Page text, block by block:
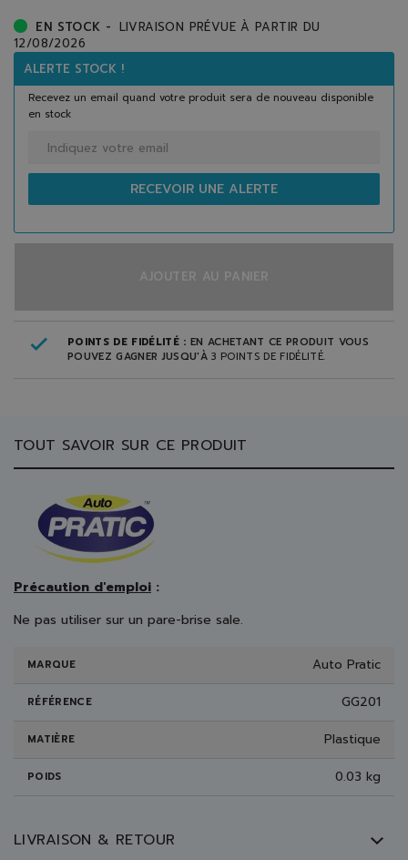
EN STOCK - LIVRAISON PRÉVUE À PARTIR DU
12/08/2026
ALERTE STOCK !
Recevez un email quand votre produit sera de nouveau disponible
en stock
RECEVOIR UNE ALERTE
AJOUTER AU PANIER
POINTS DE FIDÉLITÉ : EN ACHETANT CE PRODUIT VOUS
POUVEZ GAGNER JUSQU'À3 POINTS DE FIDÉLITÉ.
TOUT SAVOIR SUR CE PRODUIT
Précaution d'emploi :
Ne pas utiliser sur un pare-brise sale.
MARQUE Auto Pratic
RÉFÉRENCE GG201
MATIÈRE Plastique
POIDS 0.03 kg
LIVRAISON & RETOUR